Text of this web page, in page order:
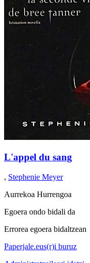
L'appel du sang
, Stephenie Meyer
Aurrekoa Hurrengoa
Egoera ondo bidali da
Errorea egoera bidaltzean
Paperjale.eus(r)i buruz